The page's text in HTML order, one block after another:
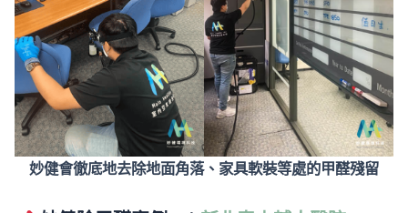
妙健會徹底地去除地面角落、家具軟裝等處的甲醛殘留